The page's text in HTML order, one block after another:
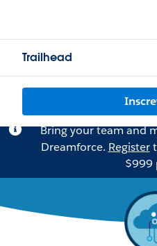
Trailhead
Bring your team and
Dreamforce. Register
$999